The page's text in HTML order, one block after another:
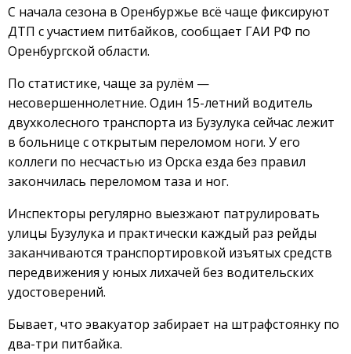
С начала сезона в Оренбуржье всё чаще фиксируют
ДТП с участием питбайков, сообщает ГАИ РФ по
Оренбургской области.
По статистике, чаще за рулём —
несовершеннолетние. Один 15-летний водитель
двухколесного транспорта из Бузулука сейчас лежит
в больнице с открытым переломом ноги. У его
коллеги по несчастью из Орска езда без правил
закончилась переломом таза и ног.
Инспекторы регулярно выезжают патрулировать
улицы Бузулука и практически каждый раз рейды
заканчиваются транспортировкой изъятых средств
передвижения у юных лихачей без водительских
удостоверений.
Бывает, что эвакуатор забирает на штрафстоянку по
два-три питбайка.